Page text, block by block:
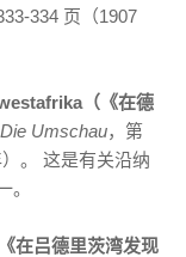
334 页（1907
（《在德
Die Umschau，第
。 这是有关沿纳
。
在吕德里茨湾发现